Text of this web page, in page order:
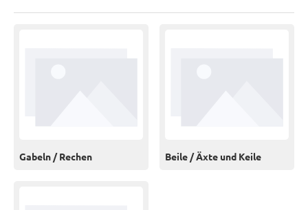
Gabeln / Rechen Beile / Äxte und Keile